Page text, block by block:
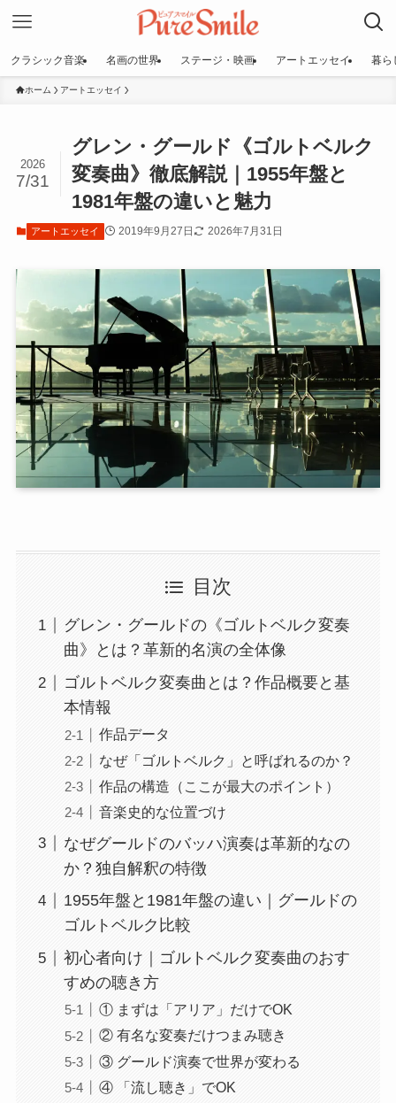
クラシック音楽 名画の世界 ステージ・映画 アートエッセイ 暮ら
ホーム アートエッセイ
グレン・グールド《ゴルトベルク
変奏曲》徹底解説｜1955年盤と
1981年盤の違いと魅力
2026
7/31
アートエッセイ 2019年9月27日 2026年7月31日
目次
グレン・グールドの《ゴルトベルク変奏
曲》とは？革新的名演の全体像
ゴルトベルク変奏曲とは？作品概要と基
本情報
作品データ
なぜ「ゴルトベルク」と呼ばれるのか？
作品の構造（ここが最大のポイント）
音楽史的な位置づけ
なぜグールドのバッハ演奏は革新的なの
か？独自解釈の特徴
1955年盤と1981年盤の違い｜グールドの
ゴルトベルク比較
初心者向け｜ゴルトベルク変奏曲のおす
すめの聴き方
① まずは「アリア」だけでOK
② 有名な変奏だけつまみ聴き
③ グールド演奏で世界が変わる
④ 「流し聴き」でOK